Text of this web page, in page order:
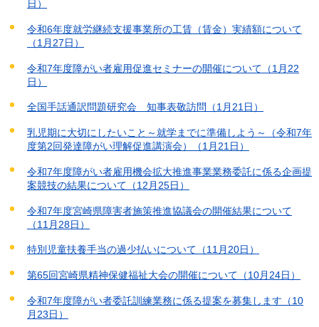
日）
令和6年度就労継続支援事業所の工賃（賃金）実績額について
（1月27日）
令和7年度障がい者雇用促進セミナーの開催について（1月22
日）
全国手話通訳問題研究会 知事表敬訪問（1月21日）
乳児期に大切にしたいこと～就学までに準備しよう～（令和7年
度第2回発達障がい理解促進講演会）（1月21日）
令和7年度障がい者雇用機会拡大推進事業業務委託に係る企画提
案競技の結果について（12月25日）
令和7年度宮崎県障害者施策推進協議会の開催結果について
（11月28日）
特別児童扶養手当の過少払いについて（11月20日）
第65回宮崎県精神保健福祉大会の開催について（10月24日）
令和7年度障がい者委託訓練業務に係る提案を募集します（10
月23日）